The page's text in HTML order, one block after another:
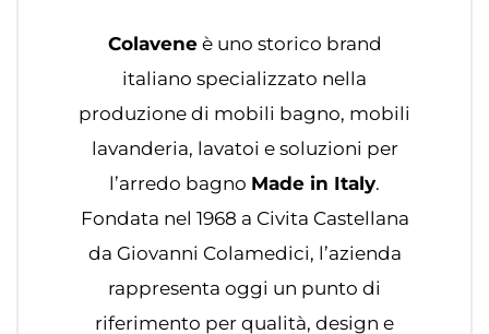
Colaveneè uno storico brand
italiano specializzato nella
produzione di mobili bagno, mobili
lavanderia, lavatoi e soluzioni per
l’arredo bagno Made in Italy.
Fondata nel 1968 a Civita Castellana
da Giovanni Colamedici, l’azienda
rappresenta oggi un punto di
riferimento per qualità, design e